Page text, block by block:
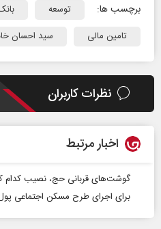
برچسب ها: توسعه
تامین مالی
سید احسان
نظرات کاربران
اخبار مرتبط
گوشت‌های قربانی حج، نصیب کدام
برای اجرای طرح مسکن اجتماعی پول